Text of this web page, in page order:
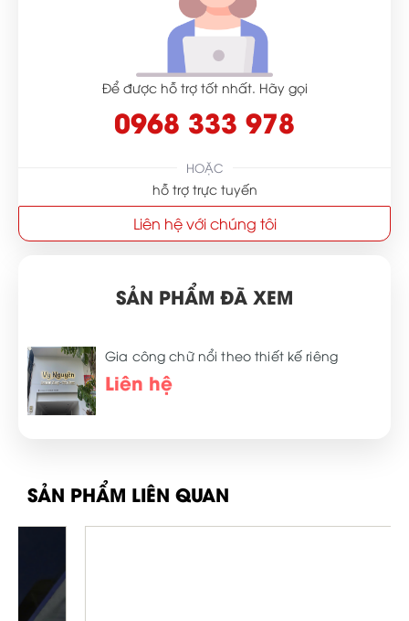
Để được hỗ trợ tốt nhất. Hãy gọi
0968 333 978
HOẶC
hỗ trợ trực tuyến
Liên hệ với chúng tôi
SẢN PHẨM ĐÃ XEM
Gia công chữ nổi theo thiết kế riêng
Liên hệ
SẢN PHẨM LIÊN QUAN